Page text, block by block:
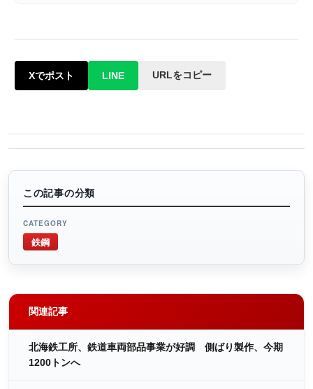
Xでポスト LINE URLをコピー
この記事の分類
CATEGORY
鉄鋼
関連記事
北海鉄工所、鉄道車両部品事業が好調 側ばり製作、今期
1200トンへ